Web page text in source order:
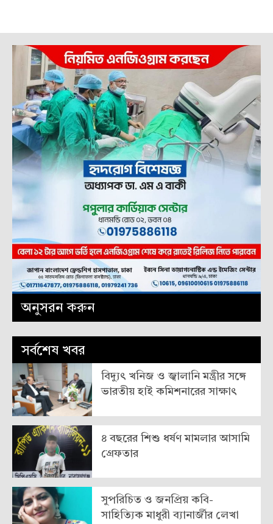
অনুসরন করুন
সর্বশেষ খবর
বিদ্যুৎ খনিজ ও জ্বালানি মন্ত্রীর সঙ্গে
ভারতীয় হাই কমিশনারের সাক্ষাৎ
৪ বছরের শিশু ধর্ষণ মামলার আসামি
গ্রেফতার
সুপরিচিত ও জনপ্রিয় কবি-
সাহিত্যিক মাধুরী ব্যানার্জীর লেখা